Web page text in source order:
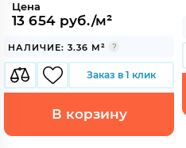
Цена
13 654 руб./м²
НАЛИЧИЕ: 3.36 М²
Заказ в 1 клик
В корзину